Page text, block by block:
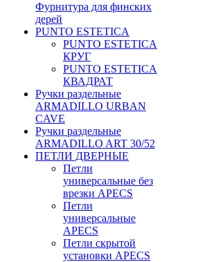
Фурнитура для финских
дерей
PUNTO ESTETICA
PUNTO ESTETICA
КРУГ
PUNTO ESTETICA
КВАДРАТ
Ручки раздельные
ARMADILLO URBAN
CAVE
Ручки раздельные
ARMADILLO ART 30/52
ПЕТЛИ ДВЕРНЫЕ
Петли
универсальные без
врезки APECS
Петли
универсальные
APECS
Петли скрытой
установки APECS